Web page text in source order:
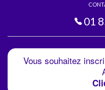
01
Vous souhaitez